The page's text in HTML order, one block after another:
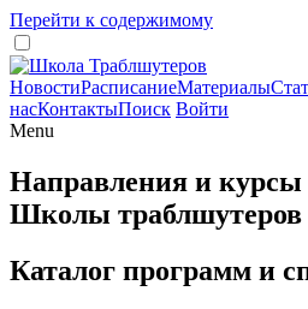
Перейти к содержимому
НовостиРасписаниеМатериалы
насКонтактыПоиск Войти
Menu
Направления и курсы
Школы траблшутеров
Каталог программ и